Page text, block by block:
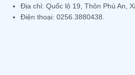
Địa chỉ: Quốc lộ 19, Thôn Phú An,
Điện thoại: 0256.3880438.